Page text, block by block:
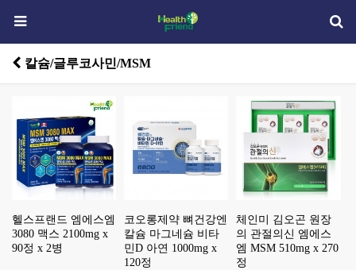
칼슘/글루코사민/MSM
헬스프랜드 엠에스엠
3080 맥스 2100mg x
90정 x 2병
코오롱제약 뼈건강엔
칼슘 마그네슘 비타
민D 아연 1000mg x
120정
체인미 김오곤 원장
의 관절의신 엠에스
엠 MSM 510mg x 270
정